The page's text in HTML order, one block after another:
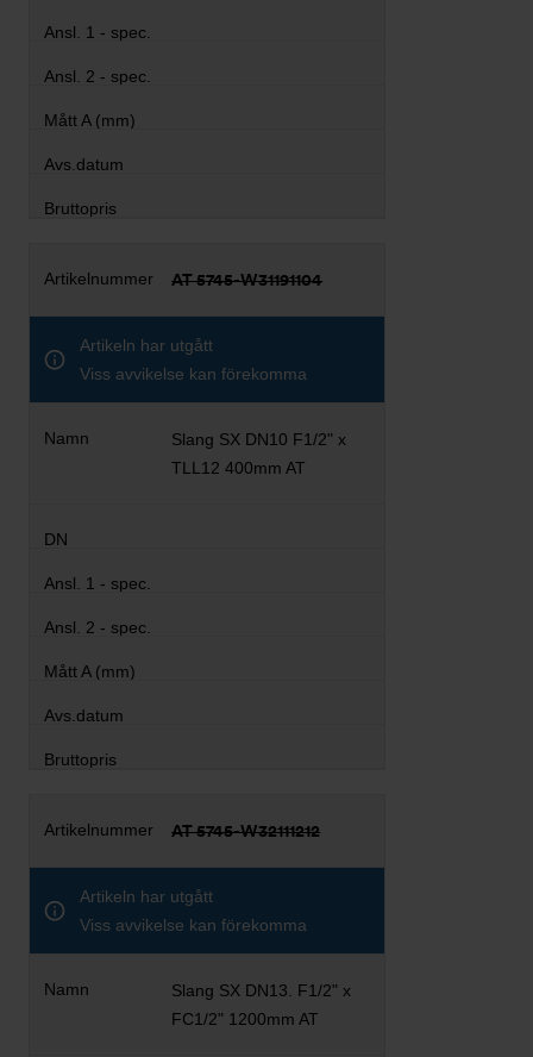
AT 5745-W31191104
Artikeln har utgått
Viss avvikelse kan förekomma
Slang SX DN10 F1/2" x
TLL12 400mm AT
AT 5745-W32111212
Artikeln har utgått
Viss avvikelse kan förekomma
Slang SX DN13. F1/2" x
FC1/2" 1200mm AT